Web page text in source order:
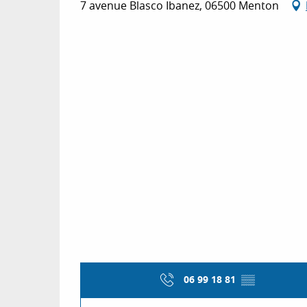
7 avenue Blasco Ibanez, 06500 Menton
06 99 18 81 ▒▒